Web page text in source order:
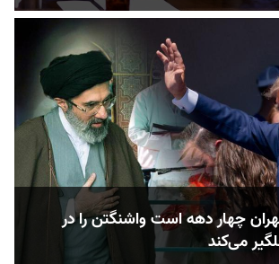
چهار دهه است واشنگتن را در
می‌کند